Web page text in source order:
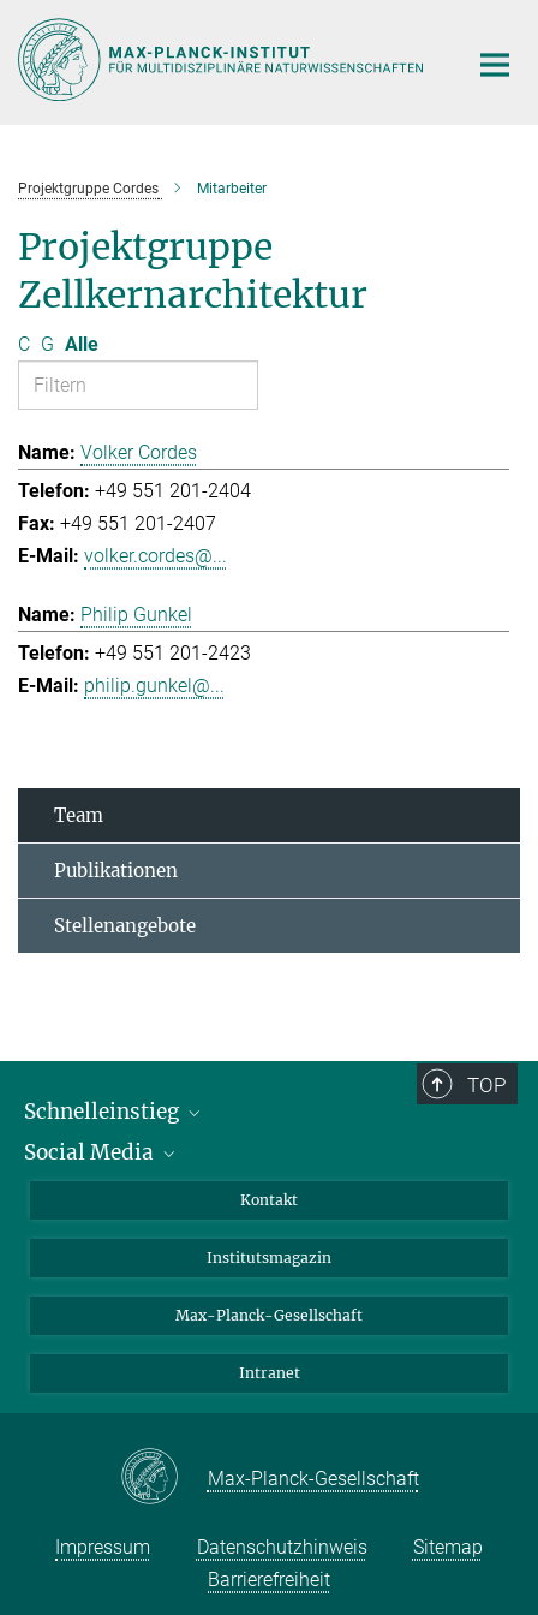
Hauptinhalt
Projektgruppe Cordes Mitarbeiter
Projektgruppe
Zellkernarchitektur
C G Alle
Volker Cordes
+49 551 201-2404
+49 551 201-2407
volker.cordes@...
Philip Gunkel
+49 551 201-2423
philip.gunkel@...
Team
Publikationen
Stellenangebote
TOP
Schnelleinstieg
Alumni
Fördernde
Schulen
Studierende
Social Media
Bluesky
Facebook
YouTube
Kontakt
Institutsmagazin
Max-Planck-Gesellschaft
Intranet
Max-Planck-Gesellschaft
Impressum Datenschutzhinweis
Sitemap
Barrierefreiheit